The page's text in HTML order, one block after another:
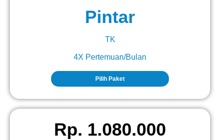
Pintar
TK
4X Pertemuan/Bulan
Pilih Paket
Rp. 1.080.000